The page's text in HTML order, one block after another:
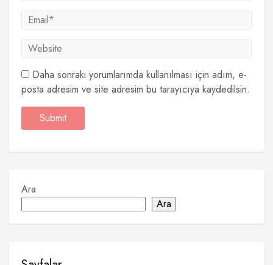
Daha sonraki yorumlarımda kullanılması için adım, e-
posta adresim ve site adresim bu tarayıcıya kaydedilsin.
Ara
Ara